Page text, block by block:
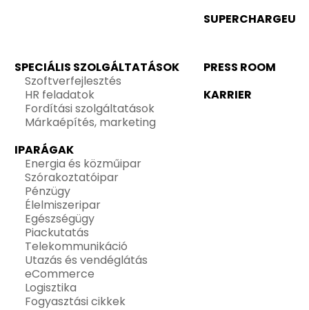
SUPERCHARGEU
SPECIÁLIS SZOLGÁLTATÁSOK
Szoftverfejlesztés
HR feladatok
Fordítási szolgáltatások
Márkaépítés, marketing
IPARÁGAK
Energia és közműipar
Szórakoztatóipar
Pénzügy
Élelmiszeripar
Egészségügy
Piackutatás
Telekommunikáció
Utazás és vendéglátás
eCommerce
Logisztika
Fogyasztási cikkek
PRESS ROOM
KARRIER